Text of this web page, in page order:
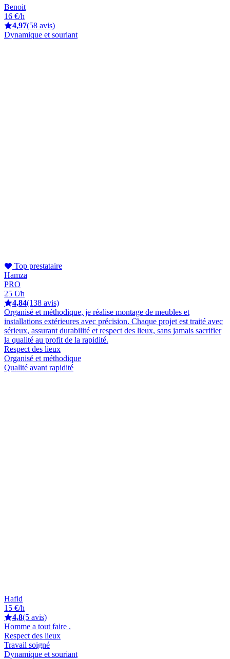
Benoit
16 €/h
4,97(58 avis)
Dynamique et souriant
Top prestataire
Hamza
PRO
25 €/h
4,84(138 avis)
Organisé et méthodique, je réalise montage de meubles et
installations extérieures avec précision. Chaque projet est traité avec
sérieux, assurant durabilité et respect des lieux, sans jamais sacrifier
la qualité au profit de la rapidité.
Respect des lieux
Organisé et méthodique
Qualité avant rapidité
Hafid
15 €/h
4,8(5 avis)
Homme a tout faire .
Respect des lieux
Travail soigné
Dynamique et souriant